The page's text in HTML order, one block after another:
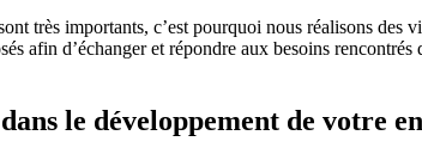
très importants, c’est pourquoi nous réalisons des
afin d’échanger et répondre aux besoins
le développement de votre